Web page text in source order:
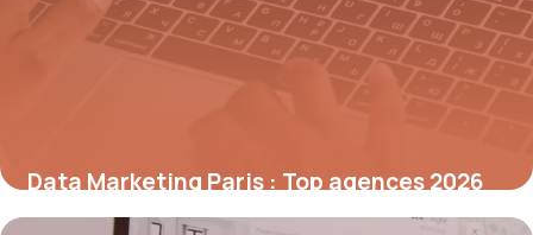
Data Marketing Paris : Top agences 2026
10 juillet 2026